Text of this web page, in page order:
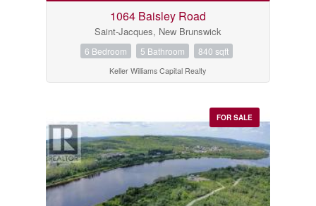
1064 Baisley Road
Saint-Jacques, New Brunswick
6 Bedroom 5 Bathroom 840 sqft
Keller Williams Capital Realty
FOR SALE